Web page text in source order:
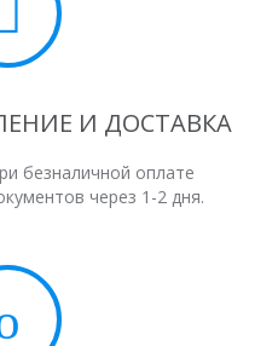
И ДОСТАВКА
безналичной оплате
через 1-2 дня.